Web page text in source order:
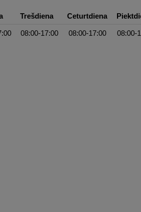
Trešdiena Ceturtdiena
08:00-17:00 08:00-17:00 08:00-